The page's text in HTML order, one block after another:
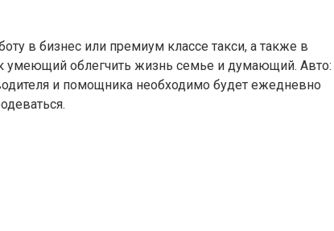
в бизнес или премиум классе такси, а также в
умеющий облегчить жизнь семье и думающий. Авто:
и помощника необходимо будет ежедневно